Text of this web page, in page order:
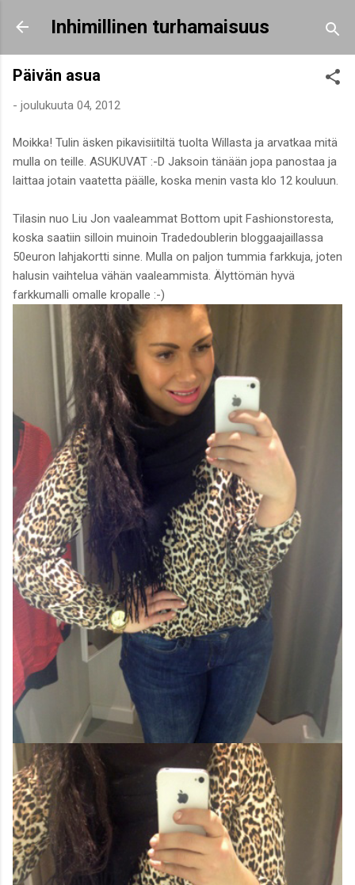
Siirry pääsisältöön
Inhimillinen turhamaisuus
Päivän asua
- joulukuuta 04, 2012
Moikka! Tulin äsken pikavisiitiltä tuolta Willasta ja arvatkaa mitä
mulla on teille. ASUKUVAT :-D Jaksoin tänään jopa panostaa ja
laittaa jotain vaatetta päälle, koska menin vasta klo 12 kouluun.
Tilasin nuo Liu Jon vaaleammat Bottom upit Fashionstoresta,
koska saatiin silloin muinoin Tradedoublerin bloggaajaillassa
50euron lahjakortti sinne. Mulla on paljon tummia farkkuja, joten
halusin vaihtelua vähän vaaleammista. Älyttömän hyvä
farkkumalli omalle kropalle :-)